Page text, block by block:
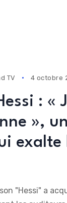
TV 4 octobre
: «
»,
exalte
"Hessi" a